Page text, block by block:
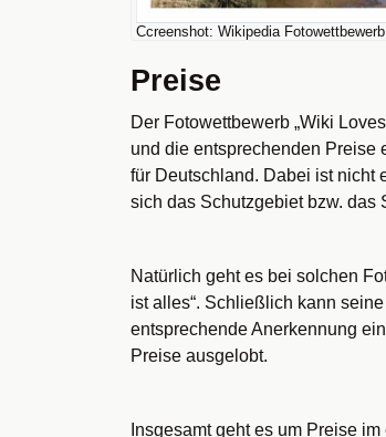
Ccreenshot: Wikipedia
Preise
Der Fotowettbewerb „Wiki
und die entsprechenden Preise
für Deutschland. Dabei ist nicht
sich das Schutzgebiet bzw. das
Natürlich geht es bei solchen
ist alles“. Schließlich kann
entsprechende Anerkennung
Preise ausgelobt.
Insgesamt geht es um Preise